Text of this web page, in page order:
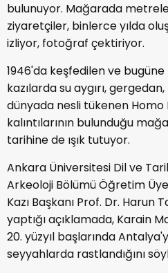
bulunuyor. Mağarada
ziyaretçiler, binlerce yılda
izliyor, fotoğraf çektiriyor.
1946'da keşfedilen ve
kazılarda su aygırı,
dünyada nesli tükenen
kalıntılarının bulunduğu
tarihine de ışık tutuyor.
Ankara Üniversitesi Dil ve
Arkeoloji Bölümü Öğretim
Kazı Başkanı Prof. Dr. Harun
yaptığı açıklamada, Karain
20. yüzyıl başlarında
seyyahlarda rastlandığını